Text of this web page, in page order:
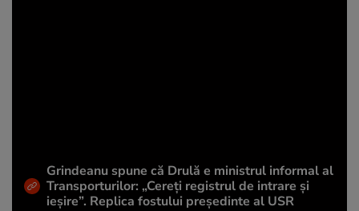
Grindeanu spune că Drulă e ministrul informal al
Transporturilor: „Cereți registrul de intrare și
ieșire”. Replica fostului președinte al USR